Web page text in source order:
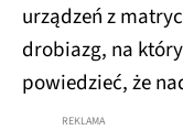
urządzeń z
drobiazg, na
powiedzieć, że